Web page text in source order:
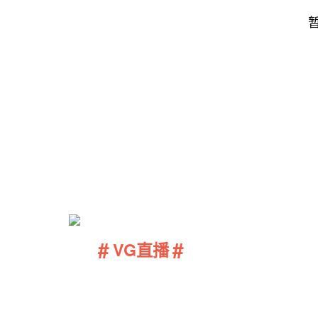
#VG直播#